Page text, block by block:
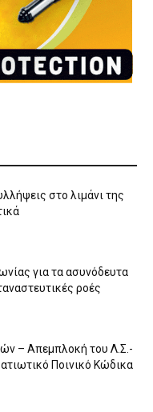
στο λιμάνι της
για τα ασυνόδευτα
ροές
– Απεμπλοκή του Λ.Σ.-
Ποινικό Κώδικα